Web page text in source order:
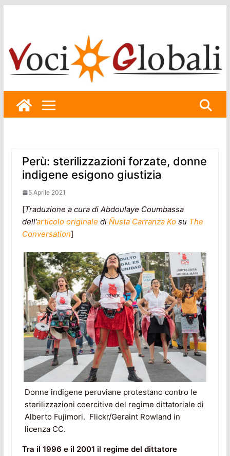
Perù: sterilizzazioni forzate, donne
indigene esigono giustizia
5 Aprile 2021
[Traduzione a cura di Abdoulaye Coumbassa
dell’articolo originale di Ñusta Carranza Ko su The
Conversation]
Donne indigene peruviane protestano contro le
sterilizzazioni coercitive del regime dittatoriale di
Alberto Fujimori. Flickr/Geraint Rowland in
licenza CC.
Tra il 1996 e il 2001 il regime del dittatore